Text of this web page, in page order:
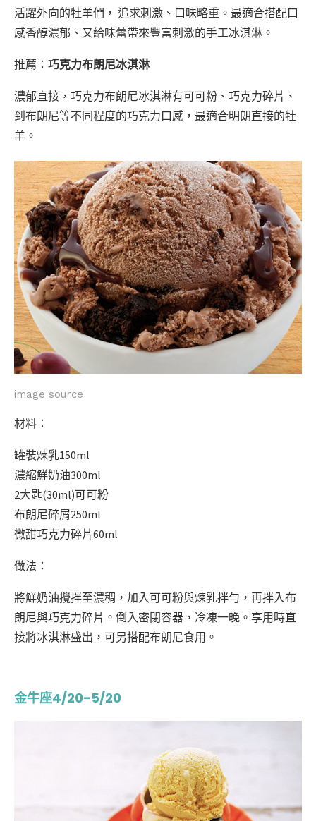
活躍外向的牡羊們， 追求刺激、口味略重。最適合搭配口
感香醇濃郁、又給味蕾帶來豐富刺激的手工冰淇淋。
推薦： 巧克力布朗尼冰淇淋
濃郁直接，巧克力布朗尼冰淇淋有可可粉、巧克力碎片、
到布朗尼等不同程度的巧克力口感，最適合明朗直接的牡
羊。
image source
材料：
罐裝煉乳150ml
濃縮鮮奶油300ml
2大匙(30ml)可可粉
布朗尼碎屑250ml
微甜巧克力碎片60ml
做法：
將鮮奶油攪拌至濃稠，加入可可粉與煉乳拌勻，再拌入布
朗尼與巧克力碎片。倒入密閉容器，冷凍一晚。享用時直
接將冰淇淋盛出，可另搭配布朗尼食用。
金牛座4/20-5/20